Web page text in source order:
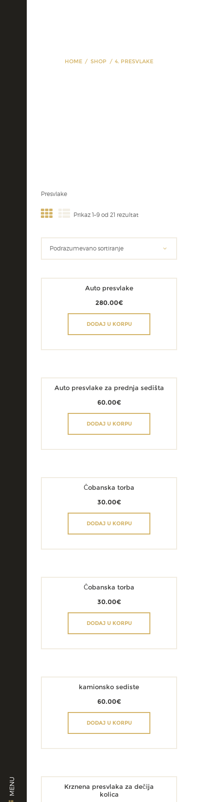
MENU
HOME SHOP 4. PRESVLAKE
Presvlake
Prikaz 1–9 od 21 rezultat
Auto presvlake
280.00€
DODAJ U KORPU
Auto presvlake za prednja sedišta
60.00€
DODAJ U KORPU
Čobanska torba
30.00€
DODAJ U KORPU
Čobanska torba
30.00€
DODAJ U KORPU
kamionsko sediste
60.00€
DODAJ U KORPU
Krznena presvlaka za dečija
kolica